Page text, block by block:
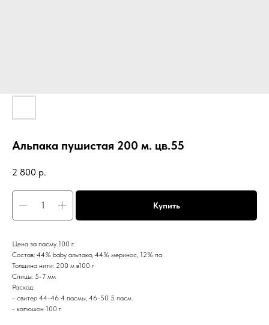
Альпака пушистая 200 м. цв.55
2 800 р.
Купить
Цена за пасму 100 г.
Состав: 44% baby альпака, 44% меринос, 12% па
Толщина нити: 200 м в100 г
Спицы: 5-7 мм
Расход:
- свитер 44-46 4 пасмы, 46-50 5 пасм.
- капюшон 100 г.